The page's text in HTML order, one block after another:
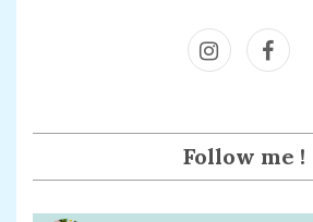
m
Follow me !